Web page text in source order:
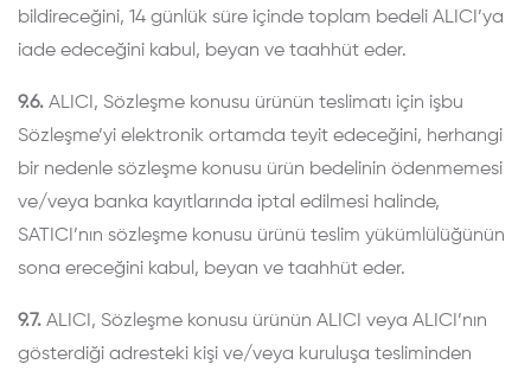
bildireceğini, 14 günlük süre içinde toplam bedeli ALICI’ya
iade edeceğini kabul, beyan ve taahhüt eder.
9.6. ALICI, Sözleşme konusu ürünün teslimatı için işbu
Sözleşme’yi elektronik ortamda teyit edeceğini, herhangi
bir nedenle sözleşme konusu ürün bedelinin ödenmemesi
ve/veya banka kayıtlarında iptal edilmesi halinde,
SATICI’nın sözleşme konusu ürünü teslim yükümlülüğünün
sona ereceğini kabul, beyan ve taahhüt eder.
9.7. ALICI, Sözleşme konusu ürünün ALICI veya ALICI’nın
gösterdiği adresteki kişi ve/veya kuruluşa tesliminden